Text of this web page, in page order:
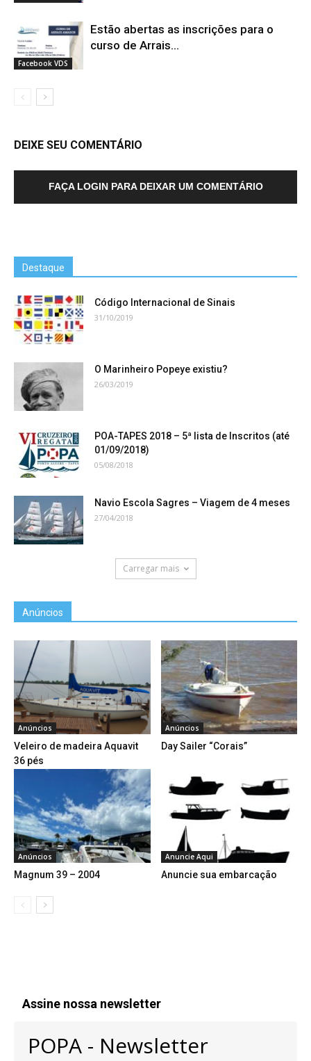
Facebook VDS
Estão abertas as inscrições para o
curso de Arrais...
DEIXE SEU COMENTÁRIO
FAÇA LOGIN PARA DEIXAR UM COMENTÁRIO
Destaque
Código Internacional de Sinais
31/10/2019
O Marinheiro Popeye existiu?
26/03/2019
POA-TAPES 2018 – 5ª lista de Inscritos (até
01/09/2018)
05/08/2018
Navio Escola Sagres – Viagem de 4 meses
27/04/2018
Carregar mais
Anúncios
Anúncios
Veleiro de madeira Aquavit
36 pés
Anúncios
Day Sailer “Corais”
Anúncios
Magnum 39 – 2004
Anuncie Aqui
Anuncie sua embarcação
Assine nossa newsletter
POPA - Newsletter